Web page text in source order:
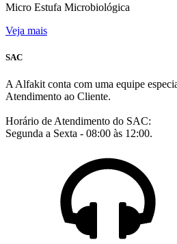
Micro Estufa Microbiológica
Veja mais
SAC
A Alfakit conta com uma equipe
Atendimento ao Cliente.
Horário de Atendimento do SAC:
Segunda a Sexta - 08:00 às 12:00.